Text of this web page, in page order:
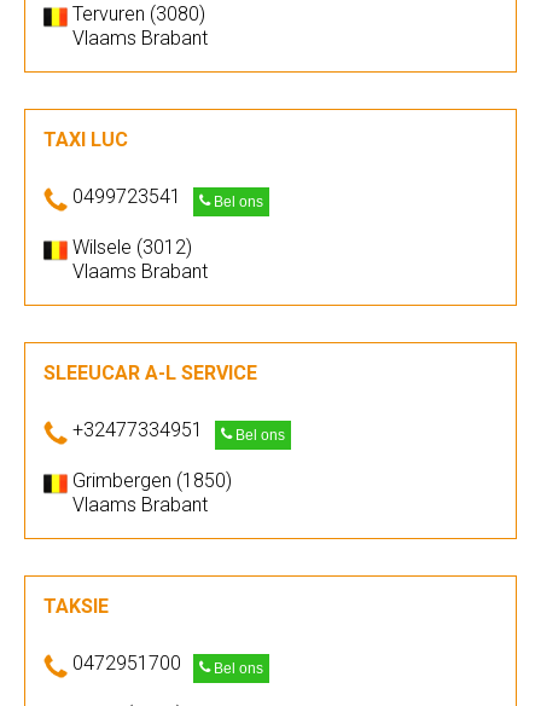
Tervuren (3080)
Vlaams Brabant
TAXI LUC
0499723541 Bel ons
Wilsele (3012)
Vlaams Brabant
SLEEUCAR A-L SERVICE
+32477334951 Bel ons
Grimbergen (1850)
Vlaams Brabant
TAKSIE
0472951700 Bel ons